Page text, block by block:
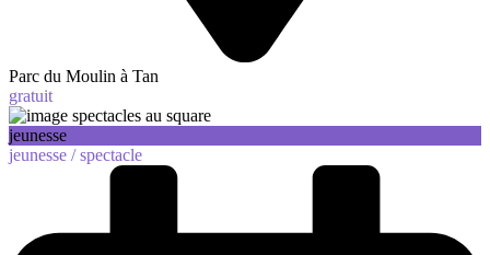
Parc du Moulin à Tan
gratuit
jeunesse
jeunesse /spectacle